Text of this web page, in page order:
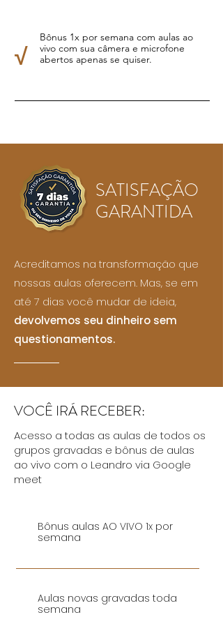
√
Bônus 1x por semana com aulas ao
vivo com sua câmera e microfone
abertos apenas se quiser.
SATISFAÇÃO
GARANTIDA
Acreditamos na transformação que
nossas aulas oferecem. Mas, se em
até 7 dias você mudar de ideia,
devolvemos seu dinheiro sem
questionamentos.
VOCÊ IRÁ RECEBER:
Acesso a todas as aulas de todos os
grupos gravadas e bônus de aulas
ao vivo com o Leandro via Google
meet
Bônus aulas AO VIVO 1x por
semana
Aulas novas gravadas toda
semana